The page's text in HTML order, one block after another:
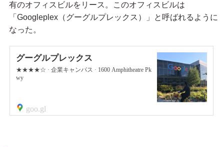
有のオフィスビルをリース。このオフィスビルは
「Googleplex（グーグルプレックス）」と呼ばれるように
なった。